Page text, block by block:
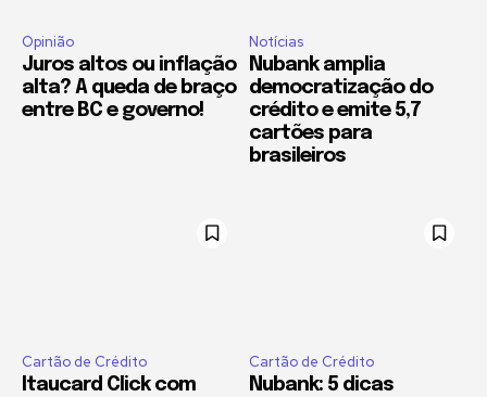
Opinião
Juros altos ou inflação
alta? A queda de braço
entre BC e governo!
Notícias
Nubank amplia
democratização do
crédito e emite 5,7
cartões para
brasileiros
Cartão de Crédito
Itaucard Click com
Cartão de Crédito
Nubank: 5 dicas